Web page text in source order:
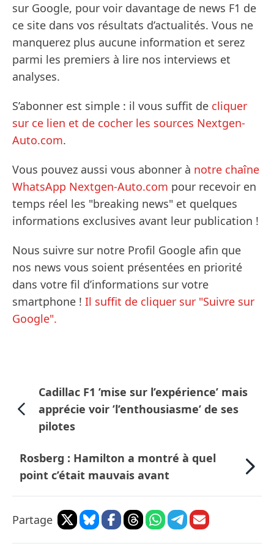
sur Google, pour voir davantage de news F1 de
ce site dans vos résultats d’actualités. Vous ne
manquerez plus aucune information et serez
parmi les premiers à lire nos interviews et
analyses.
S’abonner est simple : il vous suffit de cliquer
sur ce lien et de cocher les sources Nextgen-
Auto.com.
Vous pouvez aussi vous abonner à notre chaîne
WhatsApp Nextgen-Auto.com pour recevoir en
temps réel les "breaking news" et quelques
informations exclusives avant leur publication !
Nous suivre sur notre Profil Google afin que
nos news vous soient présentées en priorité
dans votre fil d’informations sur votre
smartphone ! Il suffit de cliquer sur "Suivre sur
Google".
Cadillac F1 ’mise sur l’expérience’ mais
apprécie voir ’l’enthousiasme’ de ses
pilotes
Rosberg : Hamilton a montré à quel
point c’était mauvais avant
Partage